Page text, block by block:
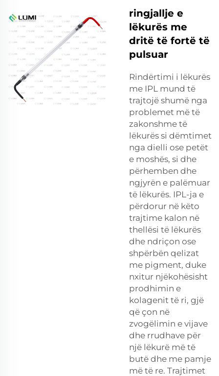
ringjallje e
lëkurës me
dritë të fortë të
pulsuar
Rindërtimi i lëkurës
me IPL mund të
trajtojë shumë nga
problemet më të
zakonshme të
lëkurës si dëmtimet
nga dielli ose petët
e moshës, si dhe
përhemben dhe
ngjyrën e palëmuar
të lëkurës. IPL-ja e
përdorur në këto
trajtime kalon në
thellësi të lëkurës
dhe ndriçon ose
shpërbën qelizat
me pigment, duke
nxitur njëkohësisht
prodhimin e
kolagenit të ri, gjë
që çon në
zvogëlimin e vijave
dhe rrudhave për
një lëkurë më të
butë dhe me pamje
më të re. Trajtimet